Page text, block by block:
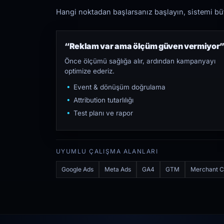
Hangi noktadan başlarsanız başlayın, sistemi
“Reklam var ama ölçüm güven
Önce ölçümü sağlığa alır, ardından kampanyayı
optimize ederiz.
Event & dönüşüm doğrulama
Attribution tutarlılığı
Test planı ve rapor
UYUMLU ÇALIŞMA ALANLARI
Google Ads Meta Ads GA4 GTM Merchant